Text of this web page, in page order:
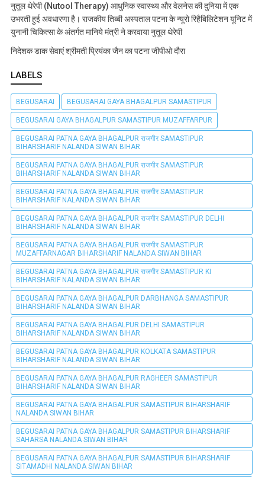
नुतूल थेरेपी (Nutool Therapy) आधुनिक स्वास्थ्य और वेलनेस की दुनिया में एक
उभरती हुई अवधारणा है। राजकीय तिब्बी अस्पताल पटना के न्यूरो रिहैबिलिटेशन यूनिट में
युनानी चिकित्सा के अंतर्गत मानिये मंत्री ने करवाया नुतूल थेरेपी
निदेशक डाक सेवाएं श्रीमती प्रियंका जैन का पटना जीपीओ दौरा
LABELS
BEGUSARAI BEGUSARAI GAYA BHAGALPUR SAMASTIPUR
BEGUSARAI GAYA BHAGALPUR SAMASTIPUR MUZAFFARPUR
BEGUSARAI PATNA GAYA BHAGALPUR राजगीर SAMASTIPUR
BIHARSHARIF NALANDA SIWAN BIHAR
BEGUSARAI PATNA GAYA BHAGALPUR राजगीर SAMASTIPUR
BIHARSHARIF NALANDA SIWAN BIHAR
BEGUSARAI PATNA GAYA BHAGALPUR राजगीर SAMASTIPUR
BIHARSHARIF NALANDA SIWAN BIHAR
BEGUSARAI PATNA GAYA BHAGALPUR राजगीर SAMASTIPUR DELHI
BIHARSHARIF NALANDA SIWAN BIHAR
BEGUSARAI PATNA GAYA BHAGALPUR राजगीर SAMASTIPUR
MUZAFFARNAGAR BIHARSHARIF NALANDA SIWAN BIHAR
BEGUSARAI PATNA GAYA BHAGALPUR राजगीर SAMASTIPUR KI
BIHARSHARIF NALANDA SIWAN BIHAR
BEGUSARAI PATNA GAYA BHAGALPUR DARBHANGA SAMASTIPUR
BIHARSHARIF NALANDA SIWAN BIHAR
BEGUSARAI PATNA GAYA BHAGALPUR DELHI SAMASTIPUR
BIHARSHARIF NALANDA SIWAN BIHAR
BEGUSARAI PATNA GAYA BHAGALPUR KOLKATA SAMASTIPUR
BIHARSHARIF NALANDA SIWAN BIHAR
BEGUSARAI PATNA GAYA BHAGALPUR RAGHEER SAMASTIPUR
BIHARSHARIF NALANDA SIWAN BIHAR
BEGUSARAI PATNA GAYA BHAGALPUR SAMASTIPUR BIHARSHARIF
NALANDA SIWAN BIHAR
BEGUSARAI PATNA GAYA BHAGALPUR SAMASTIPUR BIHARSHARIF
SAHARSA NALANDA SIWAN BIHAR
BEGUSARAI PATNA GAYA BHAGALPUR SAMASTIPUR BIHARSHARIF
SITAMADHI NALANDA SIWAN BIHAR